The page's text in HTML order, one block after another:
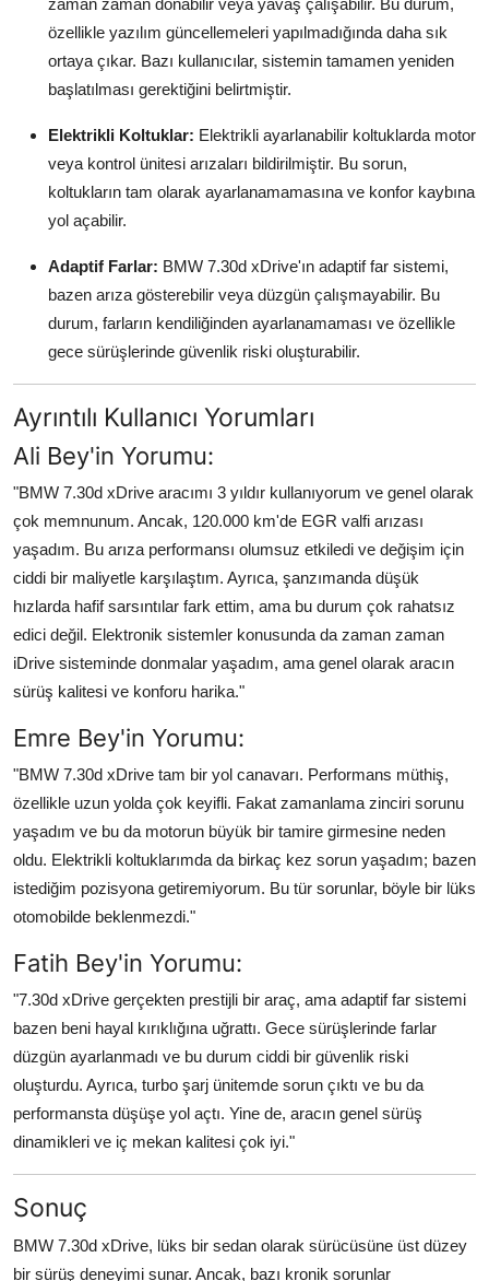
özellikle yazılım güncellemeleri yapılmadığında daha sık
ortaya çıkar. Bazı kullanıcılar, sistemin tamamen yeniden
başlatılması gerektiğini belirtmiştir.
Elektrikli Koltuklar: Elektrikli ayarlanabilir koltuklarda motor
veya kontrol ünitesi arızaları bildirilmiştir. Bu sorun,
koltukların tam olarak ayarlanamamasına ve konfor kaybına
yol açabilir.
Adaptif Farlar: BMW 7.30d xDrive'ın adaptif far sistemi,
bazen arıza gösterebilir veya düzgün çalışmayabilir. Bu
durum, farların kendiliğinden ayarlanamaması ve özellikle
gece sürüşlerinde güvenlik riski oluşturabilir.
Ayrıntılı Kullanıcı Yorumları
Ali Bey'in Yorumu:
"BMW 7.30d xDrive aracımı 3 yıldır kullanıyorum ve genel olarak
çok memnunum. Ancak, 120.000 km'de EGR valfi arızası
yaşadım. Bu arıza performansı olumsuz etkiledi ve değişim için
ciddi bir maliyetle karşılaştım. Ayrıca, şanzımanda düşük
hızlarda hafif sarsıntılar fark ettim, ama bu durum çok rahatsız
edici değil. Elektronik sistemler konusunda da zaman zaman
iDrive sisteminde donmalar yaşadım, ama genel olarak aracın
sürüş kalitesi ve konforu harika."
Emre Bey'in Yorumu:
"BMW 7.30d xDrive tam bir yol canavarı. Performans müthiş,
özellikle uzun yolda çok keyifli. Fakat zamanlama zinciri sorunu
yaşadım ve bu da motorun büyük bir tamire girmesine neden
oldu. Elektrikli koltuklarımda da birkaç kez sorun yaşadım; bazen
istediğim pozisyona getiremiyorum. Bu tür sorunlar, böyle bir lüks
otomobilde beklenmezdi."
Fatih Bey'in Yorumu:
"7.30d xDrive gerçekten prestijli bir araç, ama adaptif far sistemi
bazen beni hayal kırıklığına uğrattı. Gece sürüşlerinde farlar
düzgün ayarlanmadı ve bu durum ciddi bir güvenlik riski
oluşturdu. Ayrıca, turbo şarj ünitemde sorun çıktı ve bu da
performansta düşüşe yol açtı. Yine de, aracın genel sürüş
dinamikleri ve iç mekan kalitesi çok iyi."
Sonuç
BMW 7.30d xDrive, lüks bir sedan olarak sürücüsüne üst düzey
bir sürüş deneyimi sunar. Ancak, bazı kronik sorunlar